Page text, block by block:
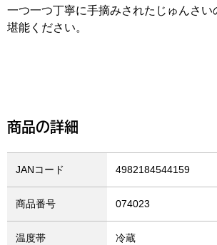
一つ一つ丁寧に手摘みされたじゅんさい
堪能ください。
商品の詳細
JANコード 4982184544159
商品番号 074023
温度帯 冷蔵